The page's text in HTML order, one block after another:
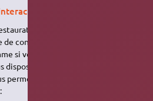
en mode interactif, vous
console simplifiée dans laquelle
si vous aviez monté le système
disposez d'un nombre de
permettant de choisir les fichiers